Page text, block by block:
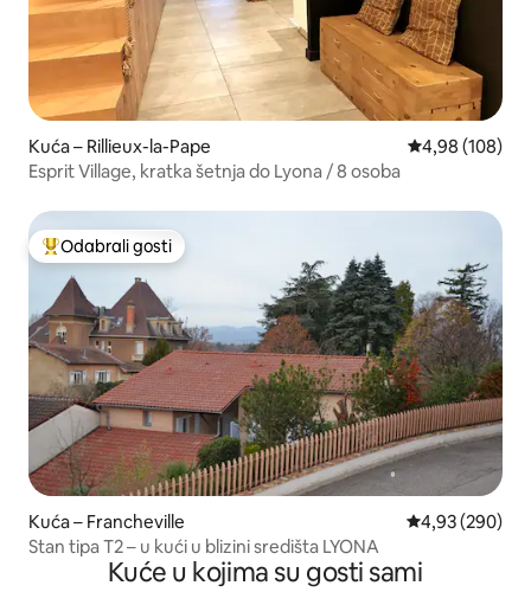
Kuća – Rillieux-la-Pape Prosječna
4,98 (108)
Esprit Village, kratka šetnja do Lyona / 8 osoba
Među najviše rangiranima s oznakom „Odabrali gosti”
Odabrali gosti
Kuća – Francheville Prosječna
4,93 (290)
Stan tipa T2 – u kući u blizini središta LYONA
Kuće u kojima su gosti sami